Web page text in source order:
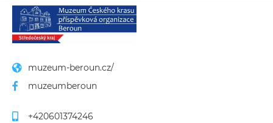
muzeum-beroun.cz/
muzeumberoun
+420601374246